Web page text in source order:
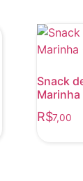
Snack
Marinha
R$7,00